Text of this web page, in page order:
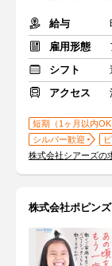
給与
雇用形態
シフト
アクセス
短期（1ヶ月以内OK
シルバー歓迎
株式会社シアーズの
株式会社ポピン